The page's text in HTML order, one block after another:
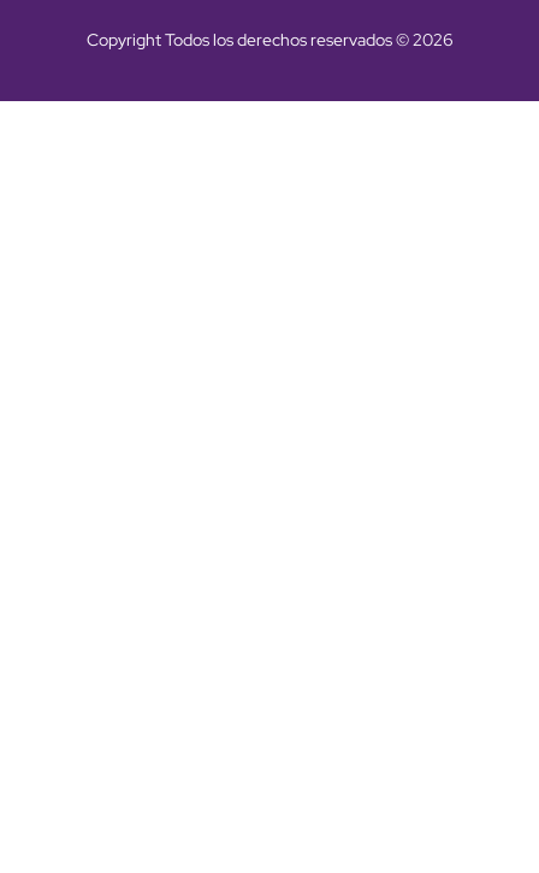
Copyright Todos los derechos reservados © 2026